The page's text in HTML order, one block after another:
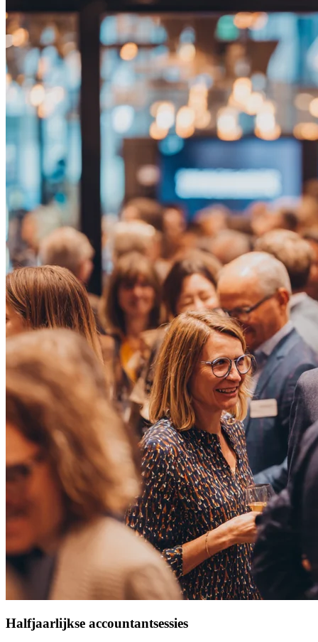
Halfjaarlijkse accountantsessies